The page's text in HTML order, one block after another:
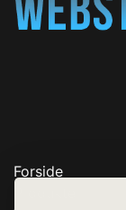
Forside